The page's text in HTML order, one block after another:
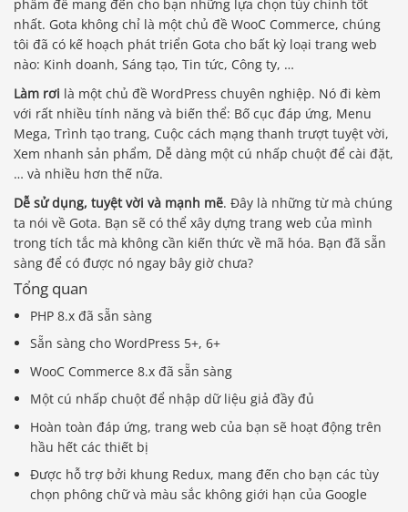
phẩm để mang đến cho bạn những lựa chọn tùy chỉnh tốt
nhất. Gota không chỉ là một chủ đề WooC Commerce, chúng
tôi đã có kế hoạch phát triển Gota cho bất kỳ loại trang web
nào: Kinh doanh, Sáng tạo, Tin tức, Công ty, …
Làm rơi là một chủ đề WordPress chuyên nghiệp. Nó đi kèm
với rất nhiều tính năng và biến thể: Bố cục đáp ứng, Menu
Mega, Trình tạo trang, Cuộc cách mạng thanh trượt tuyệt vời,
Xem nhanh sản phẩm, Dễ dàng một cú nhấp chuột để cài đặt,
… và nhiều hơn thế nữa.
Dễ sử dụng, tuyệt vời và mạnh mẽ. Đây là những từ mà chúng
ta nói về Gota. Bạn sẽ có thể xây dựng trang web của mình
trong tích tắc mà không cần kiến ​​thức về mã hóa. Bạn đã sẵn
sàng để có được nó ngay bây giờ chưa?
Tổng quan
PHP 8.x đã sẵn sàng
Sẵn sàng cho WordPress 5+, 6+
WooC Commerce 8.x đã sẵn sàng
Một cú nhấp chuột để nhập dữ liệu giả đầy đủ
Hoàn toàn đáp ứng, trang web của bạn sẽ hoạt động trên
hầu hết các thiết bị
Được hỗ trợ bởi khung Redux, mang đến cho bạn các tùy
chọn phông chữ và màu sắc không giới hạn của Google